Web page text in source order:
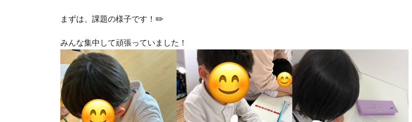
まずは、課題の様子です！✏️
みんな集中して頑張っていました！